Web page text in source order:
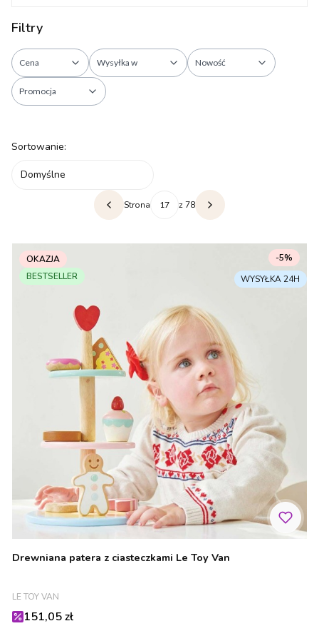
Filtry
Cena Wysyłka w Nowość
Promocja
Lista produktów
Sortowanie:
Domyślne
Poprzednie produkty
Strona z 78 Następne produkty
OKAZJA
BESTSELLER
Drewniana patera z ciasteczkami Le Toy Van
PRODUCENT
LE TOY VAN
Cena promocyjna
151,05 zł
-5%